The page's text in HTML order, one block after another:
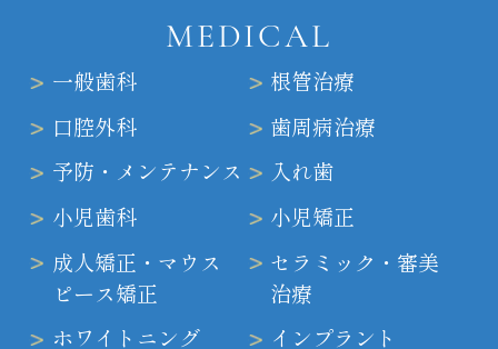
MEDICAL
一般歯科
小児矯正
根管治療
成人矯正・マウス
ピース矯正
口腔外科
セラミック・審美
治療
歯周病治療
ホワイトニング
予防・メンテナンス
インプラント
入れ歯
小児歯科